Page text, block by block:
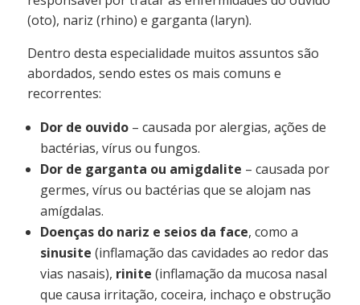
(oto), nariz (rhino) e garganta (laryn).
Dentro desta especialidade muitos assuntos são
abordados, sendo estes os mais comuns e
recorrentes:
Dor de ouvido– causada por alergias, ações de
bactérias, vírus ou fungos.
Dor de garganta ou amigdalite – causada por
germes, vírus ou bactérias que se alojam nas
amígdalas.
Doenças do nariz e seios da face, como a
sinusite (inflamação das cavidades ao redor das
vias nasais), rinite (inflamação da mucosa nasal
que causa irritação, coceira, inchaço e obstrução